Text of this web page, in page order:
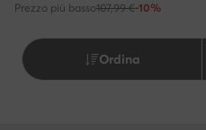
Prezzo più basso107,99 €-10%
Ordina